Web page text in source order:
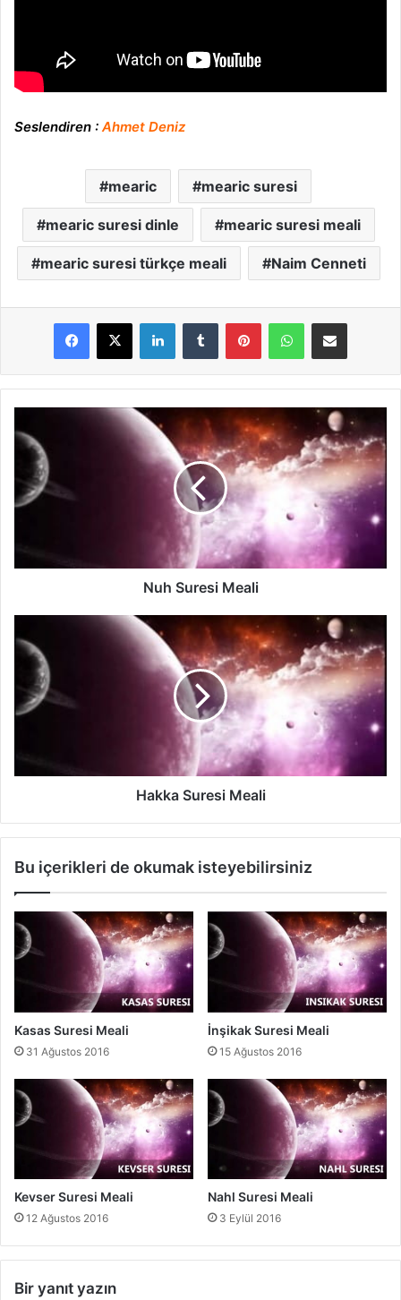
Seslendiren : Ahmet Deniz
mearic mearic suresi
mearic suresi dinle mearic suresi meali
mearic suresi türkçe meali Naim Cenneti
u
r
i
l
Nuh Suresi Meali
a
S
e
a
Hakka Suresi Meali
Bu içerikleri de okumak isteyebilirsiniz
Kasas Suresi Meali
31 Ağustos 2016
İnşikak Suresi Meali
15 Ağustos 2016
Kevser Suresi Meali
12 Ağustos 2016
Nahl Suresi Meali
3 Eylül 2016
Bir yanıt yazın